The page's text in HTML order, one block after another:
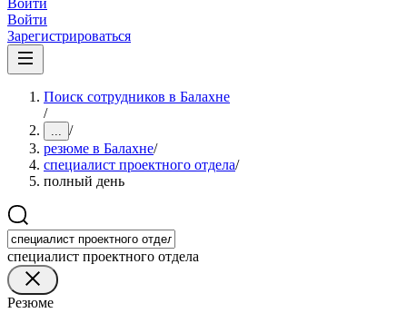
Войти
Войти
Зарегистрироваться
Поиск сотрудников в Балахне
/
... /
резюме в Балахне/
специалист проектного отдела/
полный день
специалист проектного отдела
Резюме